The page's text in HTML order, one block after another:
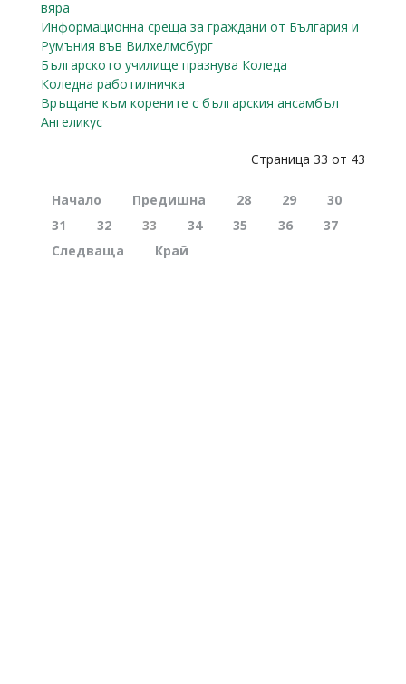
вяра
Информационна среща за граждани от България и
Румъния във Вилхелмсбург
Българското училище празнува Коледа
Коледна работилничка
Връщане към корените с българския ансамбъл
Ангеликус
Страница 33 от 43
Начало Предишна 28 29
30
31
32 33 34 35 36
37
Следваща
Край